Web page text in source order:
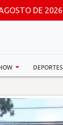
DE 2026
DEPORTES